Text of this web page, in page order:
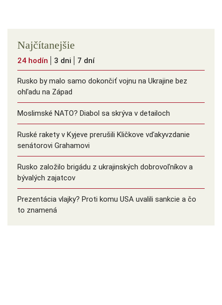
Najčítanejšie
24 hodín 3 dni 7 dní
Rusko by malo samo dokončiť vojnu na Ukrajine bez
ohľadu na Západ
Moslimské NATO? Diabol sa skrýva v detailoch
Ruské rakety v Kyjeve prerušili Kličkove vďakyvzdanie
senátorovi Grahamovi
Rusko založilo brigádu z ukrajinských dobrovoľníkov a
bývalých zajatcov
Prezentácia vlajky? Proti komu USA uvalili sankcie a čo
to znamená